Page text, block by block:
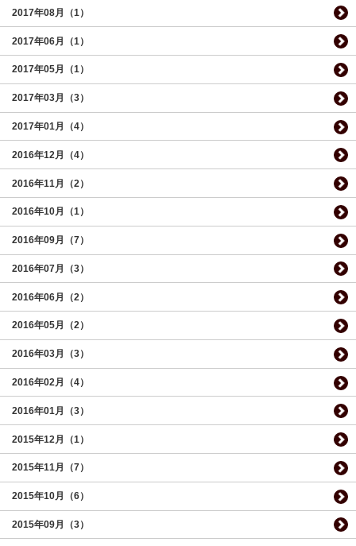
2017年08月（1）
2017年06月（1）
2017年05月（1）
2017年03月（3）
2017年01月（4）
2016年12月（4）
2016年11月（2）
2016年10月（1）
2016年09月（7）
2016年07月（3）
2016年06月（2）
2016年05月（2）
2016年03月（3）
2016年02月（4）
2016年01月（3）
2015年12月（1）
2015年11月（7）
2015年10月（6）
2015年09月（3）